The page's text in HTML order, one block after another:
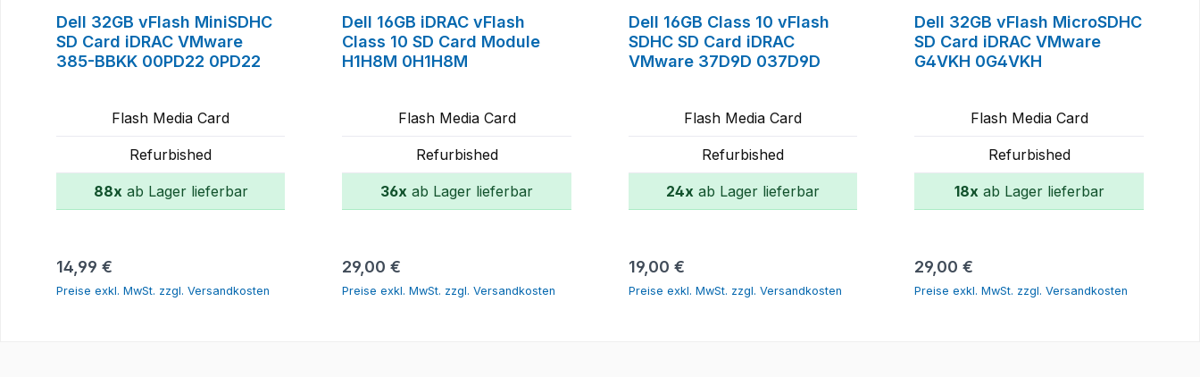
Dell 32GB vFlash MiniSDHC
SD Card iDRAC VMware
385-BBKK 00PD22 0PD22
Flash Media Card
Refurbished
88x ab Lager lieferbar
Regulärer Preis:
14,99 €
Preise exkl. MwSt. zzgl. Versandkosten
Dell 16GB iDRAC vFlash
Class 10 SD Card Module
H1H8M 0H1H8M
Flash Media Card
Refurbished
36x ab Lager lieferbar
Regulärer Preis:
29,00 €
Preise exkl. MwSt. zzgl. Versandkosten
Dell 16GB Class 10 vFlash
SDHC SD Card iDRAC
VMware 37D9D 037D9D
Flash Media Card
Refurbished
24x ab Lager lieferbar
Regulärer Preis:
19,00 €
Preise exkl. MwSt. zzgl. Versandkosten
Dell 32GB vFlash MicroSDHC
SD Card iDRAC VMware
G4VKH 0G4VKH
Flash Media Card
Refurbished
18x ab Lager lieferbar
Regulärer Preis:
29,00 €
Preise exkl. MwSt. zzgl. Versandkosten